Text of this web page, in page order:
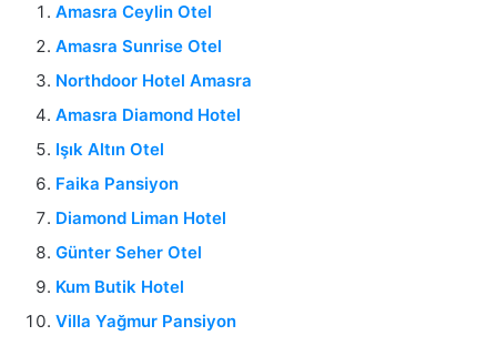
Amasra Ceylin Otel
Amasra Sunrise Otel
Northdoor Hotel Amasra
Amasra Diamond Hotel
Işık Altın Otel
Faika Pansiyon
Diamond Liman Hotel
Günter Seher Otel
Kum Butik Hotel
Villa Yağmur Pansiyon